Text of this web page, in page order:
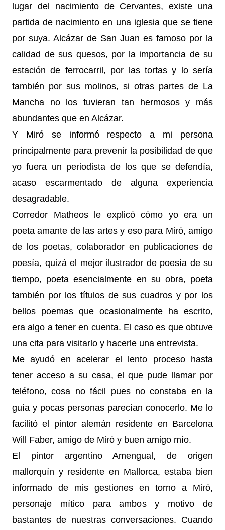
lugar del nacimiento de Cervantes, existe una
partida de nacimiento en una iglesia que se tiene
por suya. Alcázar de San Juan es famoso por la
calidad de sus quesos, por la importancia de su
estación de ferrocarril, por las tortas y lo sería
también por sus molinos, si otras partes de La
Mancha no los tuvieran tan hermosos y más
abundantes que en Alcázar.
Y Miró se informó respecto a mi persona
principalmente para prevenir la posibilidad de que
yo fuera un periodista de los que se defendía,
acaso escarmentado de alguna experiencia
desagradable.
Corredor Matheos le explicó cómo yo era un
poeta amante de las artes y eso para Miró, amigo
de los poetas, colaborador en publicaciones de
poesía, quizá el mejor ilustrador de poesía de su
tiempo, poeta esencialmente en su obra, poeta
también por los títulos de sus cuadros y por los
bellos poemas que ocasionalmente ha escrito,
era algo a tener en cuenta. El caso es que obtuve
una cita para visitarlo y hacerle una entrevista.
Me ayudó en acelerar el lento proceso hasta
tener acceso a su casa, el que pude llamar por
teléfono, cosa no fácil pues no constaba en la
guía y pocas personas parecían conocerlo. Me lo
facilitó el pintor alemán residente en Barcelona
Will Faber, amigo de Miró y buen amigo mío.
El pintor argentino Amengual, de origen
mallorquín y residente en Mallorca, estaba bien
informado de mis gestiones en torno a Miró,
personaje mítico para ambos y motivo de
bastantes de nuestras conversaciones. Cuando